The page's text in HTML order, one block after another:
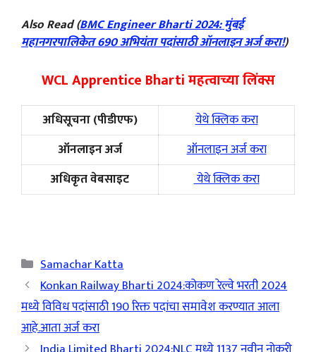
Also Read (BMC Engineer Bharti 2024: मुंबई
महानगरपालिकेत 690 अभियंता पदांसाठी ऑनलाइन अर्ज करा!)
WCL Apprentice Bharti महत्वाच्या लिंक्स
अधिसूचना (पीडीएफ)
येथे क्लिक करा
ऑनलाइन अर्ज
ऑनलाइन अर्ज करा
अधिकृत वेबसाइट
येथे क्लिक करा
Categories
Samachar Katta
Konkan Railway Bharti 2024:कोकण रेल्वे भरती 2024
मध्ये विविध पदांसाठी 190 रिक्त पदांचा समावेश करण्यात आला
आहे.आता अर्ज करा